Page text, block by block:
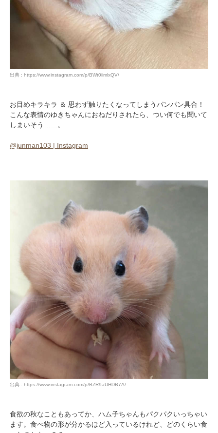
出典 : https://www.instagram.com/p/BWt0iimlxQV/
お目めキラキラ ＆ 思わず触りたくなってしまうパンパン具合！
こんな表情のゆきちゃんにおねだりされたら、つい何でも聞いて
しまいそう……。
@junman103 | Instagram
出典 : https://www.instagram.com/p/BZR9aUHDB7A/
食欲の秋なこともあってか、ハム子ちゃんもパクパクいっちゃい
ます。食べ物の形が分かるほど入っているけれど、どのくらい食
pecodogs
pecocats
PECOアプリをダウンロード済みの方
アプリで開く
アプリをダウンロードする